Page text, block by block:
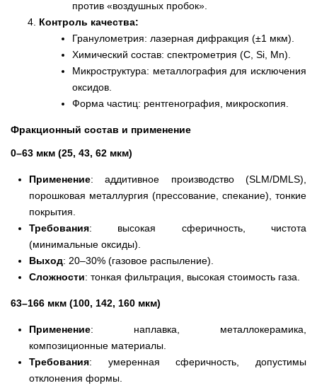
против «воздушных пробок».
Контроль качества:
Гранулометрия: лазерная дифракция (±1 мкм).
Химический состав: спектрометрия (C, Si, Mn).
Микроструктура: металлография для исключения
оксидов.
Форма частиц: рентгенография, микроскопия.
Фракционный состав и применение
0–63 мкм (25, 43, 62 мкм)
Применение: аддитивное производство (SLM/DMLS),
порошковая металлургия (прессование, спекание), тонкие
покрытия.
Требования: высокая сферичность, чистота
(минимальные оксиды).
Выход: 20–30% (газовое распыление).
Сложности: тонкая фильтрация, высокая стоимость газа.
63–166 мкм (100, 142, 160 мкм)
Применение: наплавка, металлокерамика,
композиционные материалы.
Требования: умеренная сферичность, допустимы
отклонения формы.